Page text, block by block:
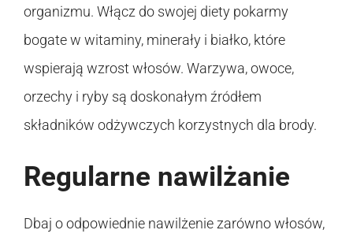
organizmu. Włącz do swojej diety pokarmy
bogate w witaminy, minerały i białko, które
wspierają wzrost włosów. Warzywa, owoce,
orzechy i ryby są doskonałym źródłem
składników odżywczych korzystnych dla brody.
Regularne nawilżanie
Dbaj o odpowiednie nawilżenie zarówno włosów,